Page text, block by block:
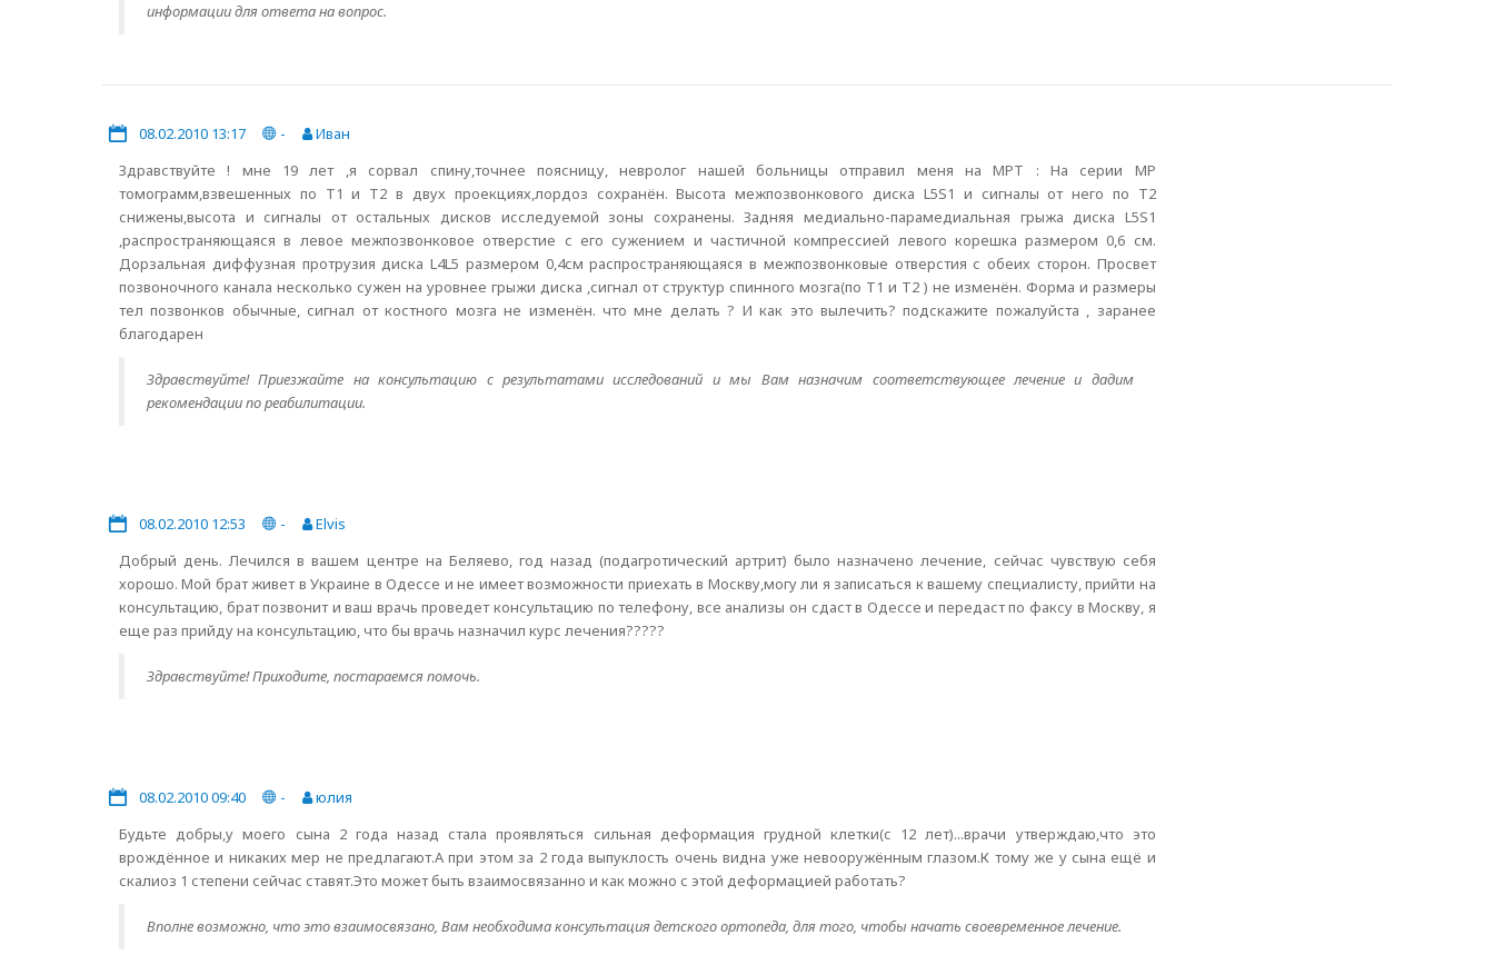
информации для ответа на вопрос.
08.02.2010 13:17 -
Иван
Здравствуйте ! мне 19 лет ,я сорвал спину,точнее поясницу, невролог нашей больницы отправил меня на МРТ : На серии МР
томограмм,взвешенных по Т1 и Т2 в двух проекциях,лордоз сохранён. Высота межпозвонкового диска L5S1 и сигналы от него по Т2
снижены,высота и сигналы от остальных дисков исследуемой зоны сохранены. Задняя медиально-парамедиальная грыжа диска L5S1
,распространяющаяся в левое межпозвонковое отверстие с его сужением и частичной компрессией левого корешка размером 0,6 см.
Дорзальная диффузная протрузия диска L4L5 размером 0,4см распространяющаяся в межпозвонковые отверстия с обеих сторон. Просвет
позвоночного канала несколько сужен на уровнее грыжи диска ,сигнал от структур спинного мозга(по Т1 и Т2 ) не изменён. Форма и размеры
тел позвонков обычные, сигнал от костного мозга не изменён. что мне делать ? И как это вылечить? подскажите пожалуйста , заранее
благодарен
Здравствуйте! Приезжайте на консультацию с результатами исследований и мы Вам назначим соответствующее лечение и дадим
рекомендации по реабилитации.
08.02.2010 12:53 -
Elvis
Добрый день. Лечился в вашем центре на Беляево, год назад (подагротический артрит) было назначено лечение, сейчас чувствую себя
хорошо. Мой брат живет в Украине в Одессе и не имеет возможности приехать в Москву,могу ли я записаться к вашему специалисту, прийти на
консультацию, брат позвонит и ваш врачь проведет консультацию по телефону, все анализы он сдаст в Одессе и передаст по факсу в Москву, я
еще раз прийду на консультацию, что бы врачь назначил курс лечения?????
Здравствуйте! Приходите, постараемся помочь.
08.02.2010 09:40 -
юлия
Будьте добры,у моего сына 2 года назад стала проявляться сильная деформация грудной клетки(с 12 лет)...врачи утверждаю,что это
врождённое и никаких мер не предлагают.А при этом за 2 года выпуклость очень видна уже невооружённым глазом.К тому же у сына ещё и
скалиоз 1 степени сейчас ставят.Это может быть взаимосвязанно и как можно с этой деформацией работать?
Вполне возможно, что это взаимосвязано, Вам необходима консультация детского ортопеда, для того, чтобы начать своевременное лечение.